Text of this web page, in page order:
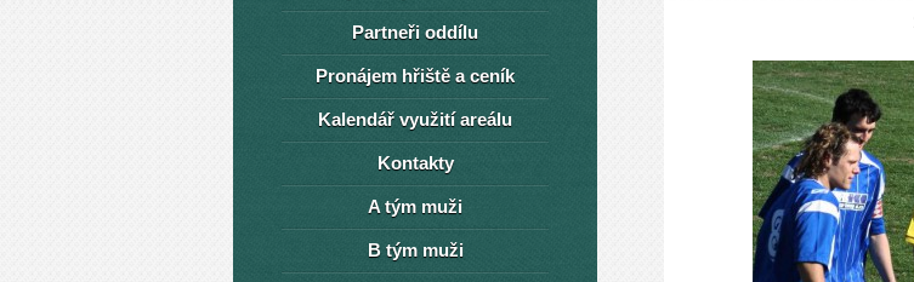
Partneři oddílu
Pronájem hřiště a ceník
Kalendář využití areálu
Kontakty
A tým muži
B tým muži